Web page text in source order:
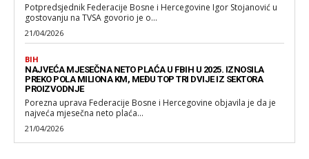
Potpredsjednik Federacije Bosne i Hercegovine Igor Stojanović u
gostovanju na TVSA govorio je o...
21/04/2026
BIH
NAJVEĆA MJESEČNA NETO PLAĆA U FBIH U 2025. IZNOSILA
PREKO POLA MILIONA KM, MEĐU TOP TRI DVIJE IZ SEKTORA
PROIZVODNJE
Porezna uprava Federacije Bosne i Hercegovine objavila je da je
najveća mjesečna neto plaća...
21/04/2026